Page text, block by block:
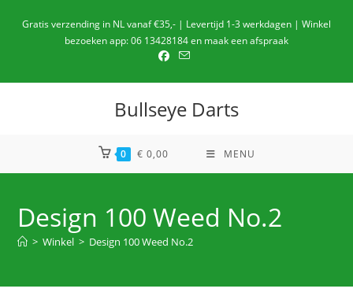
naarGratis verzending in NL vanaf €35,- | Levertijd 1-3 werkdagen | Winkel
bezoeken app: 06 13428184 en maak een afspraak
Bullseye Darts
0 € 0,00 MENU
Design 100 Weed No.2
> Winkel > Design 100 Weed No.2